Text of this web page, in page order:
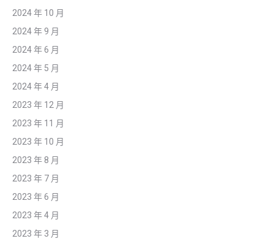
2024 年 10 月
2024 年 9 月
2024 年 6 月
2024 年 5 月
2024 年 4 月
2023 年 12 月
2023 年 11 月
2023 年 10 月
2023 年 8 月
2023 年 7 月
2023 年 6 月
2023 年 4 月
2023 年 3 月